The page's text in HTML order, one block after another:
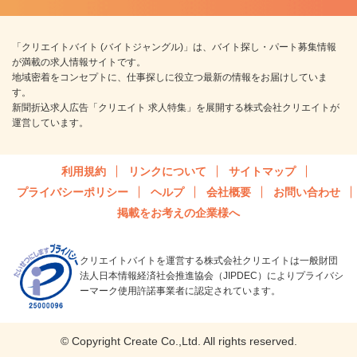
「クリエイトバイト (バイトジャングル)」は、バイト探し・パート募集情報
が満載の求人情報サイトです。
地域密着をコンセプトに、仕事探しに役立つ最新の情報をお届けしていま
す。
新聞折込求人広告「クリエイト 求人特集」を展開する株式会社クリエイトが
運営しています。
利用規約 リンクについて
サイトマップ
プライバシーポリシー
ヘルプ 会社概要
お問い合わせ
掲載をお考えの企業様へ
クリエイトバイトを運営する株式会社クリエイトは一般財団
法人日本情報経済社会推進協会（JIPDEC）によりプライバシ
ーマーク使用許諾事業者に認定されています。
© Copyright Create Co.,Ltd. All rights reserved.